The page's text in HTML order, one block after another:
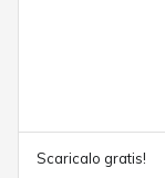
Scaricalo gratis!